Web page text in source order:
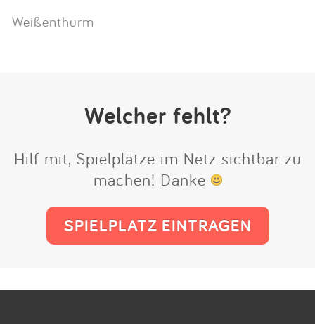
Weißenthurm
Welcher fehlt?
Hilf mit, Spielplätze im Netz sichtbar zu
machen! Danke
SPIELPLATZ EINTRAGEN